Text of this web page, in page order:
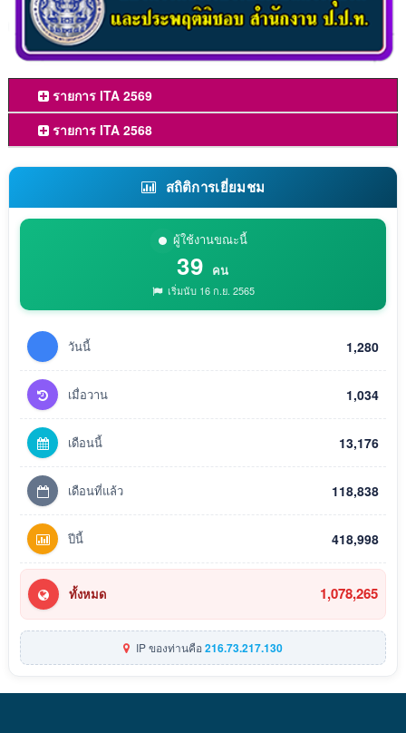
รายการ ITA 2569
รายการ ITA 2568
สถิติการเยี่ยมชม
ผู้ใช้งานขณะนี้
39 คน
เริ่มนับ 16 ก.ย. 2565
วันนี้ 1,280
เมื่อวาน 1,034
เดือนนี้ 13,176
เดือนที่แล้ว 118,838
ปีนี้ 418,998
ทั้งหมด 1,078,265
IP ของท่านคือ216.73.217.130